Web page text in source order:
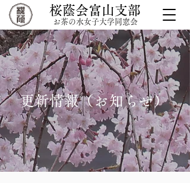
桜蔭会富山支部
お茶の水女子大学同窓会
​更新情報（お知らせ）